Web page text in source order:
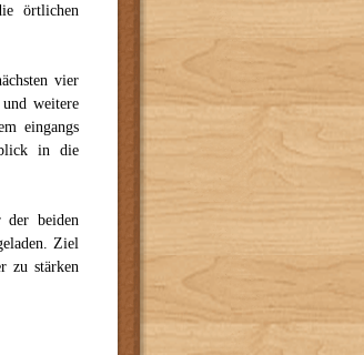
örtlichen
vier
weitere
eingangs
in die
der beiden
Ziel
zu stärken